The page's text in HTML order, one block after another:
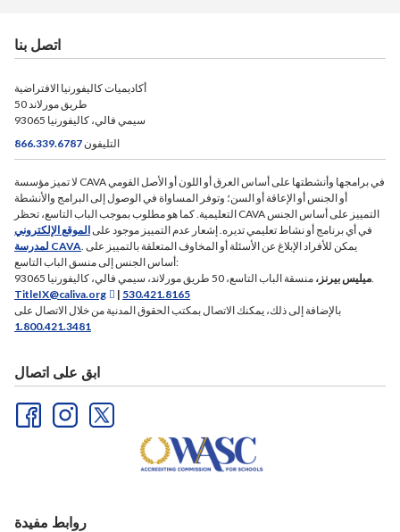
اتصل بنا
أكاديميات كاليفورنيا الافتراضية
50 طريق مورلاند
سيمي فالي، كاليفورنيا 93065
التليفون866.339.6787
لا تميز مؤسسة CAVA في برامجها وأنشطتها على أساس العرق أو اللون أو الأصل القومي
أو الجنس أو الإعاقة أو السن؛ وتوفر المساواة في الوصول إلى البرامج والأنشطة
التعليمية. كما هو مطلوب بموجب الباب التاسع، تحظر CAVA التمييز على أساس الجنس
في أي برنامج أو نشاط تعليمي تديره. إشعار عدم التمييز موجود علىالموقع الإلكتروني
لمدرسة CAVA. يمكن للأفراد الإبلاغ عن الأسئلة أو المخاوف المتعلقة بالتمييز على
أساس الجنس إلى منسق الباب التاسع:
ميليس بيرنز،منسقة الباب التاسع، 50 طريق مورلاند، سيمي فالي، كاليفورنيا 93065.
TitleIX@caliva.org
| 530.421.8165
بالإضافة إلى ذلك، يمكنك الاتصال بمكتب الحقوق المدنية من خلال الاتصال على
1.800.421.3481
ابق على اتصال
روابط مفيدة